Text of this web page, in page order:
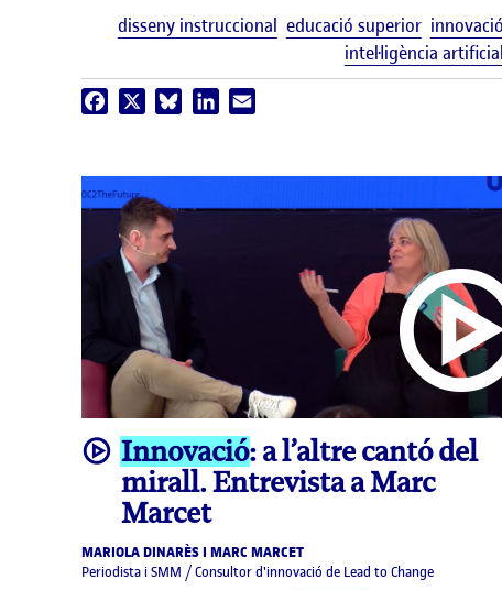
disseny instruccional educació superior innovació
intel·ligència artificial
Facebook BlueskyLinkedIn
videoInnovació: a l’altre cantó del
mirall. Entrevista a Marc
Marcet
MARIOLA DINARÈS I MARC MARCET
Periodista i SMM / Consultor d'innovació de Lead to Change